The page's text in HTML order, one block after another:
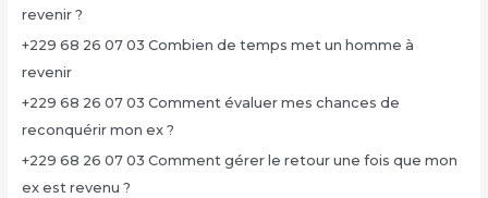
revenir ?
+229 68 26 07 03 Combien de temps met un homme à
revenir
+229 68 26 07 03 Comment évaluer mes chances de
reconquérir mon ex ?
+229 68 26 07 03 Comment gérer le retour une fois que mon
ex est revenu ?